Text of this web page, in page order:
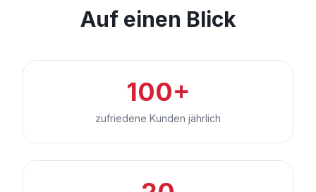
Auf einen Blick
100+
zufriedene Kunden jährlich